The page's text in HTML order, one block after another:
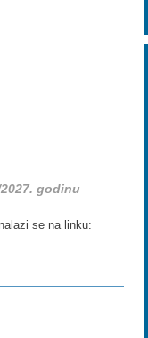
godinu
se na linku: